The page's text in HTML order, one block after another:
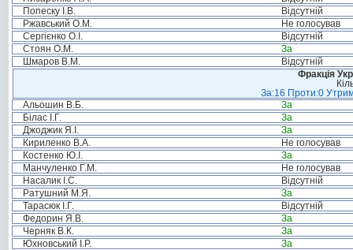
Попеску І.В.
Відсутній
Ржавський О.М.
Не голосував
Сергієнко О.І.
Відсутній
Стоян О.М.
За
Шмаров В.М.
Відсутній
Фракція
За:16 Проти:0
Альошин В.Б.
За
Білас І.Г.
За
Джоджик Я.І.
За
Кириленко В.А.
Не голосував
Костенко Ю.І.
За
Манчуленко Г.М.
Не голосував
Насалик І.С.
Відсутній
Ратушний М.Я.
За
Тарасюк І.Г.
Відсутній
Федорин Я.В.
За
Черняк В.К.
За
Юхновський І.Р.
За